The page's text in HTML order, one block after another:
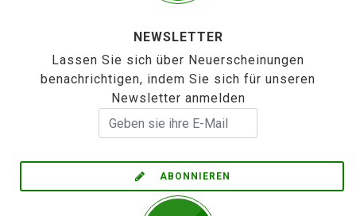
NEWSLETTER
Lassen Sie sich über Neuerscheinungen
benachrichtigen, indem Sie sich für unseren
Newsletter anmelden
ABONNIEREN